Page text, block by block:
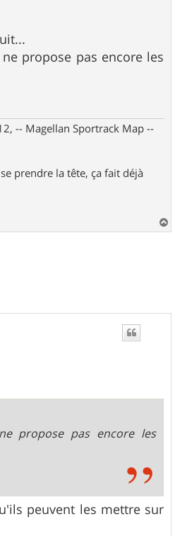
propose pas encore les
-- Magellan Sportrack Map --
prendre la tête, ça fait déjà
a
propose pas encore les
peuvent les mettre sur